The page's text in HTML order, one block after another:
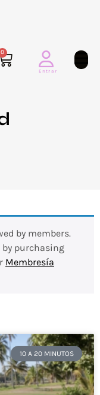
0
by members.
by purchasing
Membresía
10 A 20 MINUTOS